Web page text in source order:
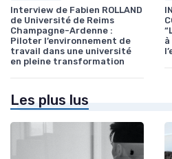
Interview de Fabien ROLLAND
de Université de Reims
Champagne-Ardenne :
Piloter l’environnement de
travail dans une université
en pleine transformation
Les plus lus